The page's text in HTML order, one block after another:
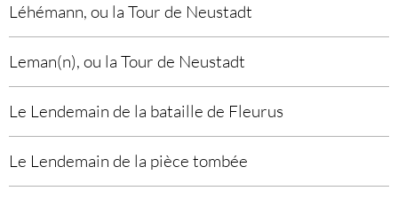
Léhémann, ou la Tour de Neustadt
Leman(n), ou la Tour de Neustadt
Le Lendemain de la bataille de Fleurus
Le Lendemain de la pièce tombée